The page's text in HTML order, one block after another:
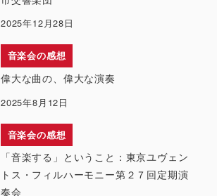
2025年12月28日
音楽会の感想
偉大な曲の、偉大な演奏
2025年8月12日
音楽会の感想
「音楽する」ということ：東京ユヴェン
トス・フィルハーモニー第２７回定期演
奏会